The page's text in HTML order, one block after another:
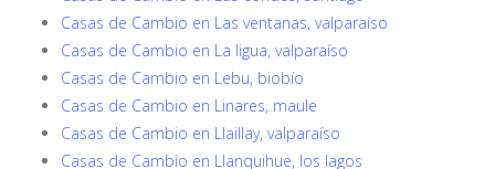
Casas de Cambio en Las ventanas, valparaíso
Casas de Cambio en La ligua, valparaíso
Casas de Cambio en Lebu, biobío
Casas de Cambio en Linares, maule
Casas de Cambio en Llaillay, valparaíso
Casas de Cambio en Llanquihue, los lagos